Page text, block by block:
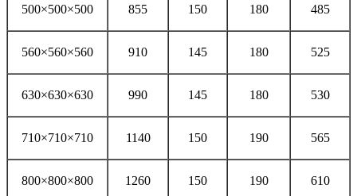
500×500×500 855 150 180 485
560×560×560 910 145 180 525
630×630×630 990 145 180 530
710×710×710 1140 150 190 565
800×800×800 1260 150 190 610